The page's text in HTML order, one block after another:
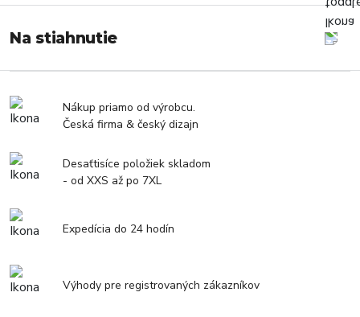
Na stiahnutie
Nákup priamo od výrobcu.
Česká firma & český dizajn
Desaťtisíce položiek skladom
- od XXS až po 7XL
Expedícia do 24 hodín
Výhody pre registrovaných zákazníkov